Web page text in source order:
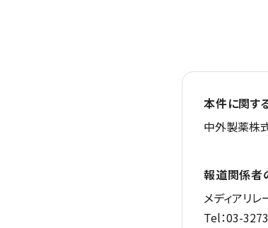
本件に関す
中外製薬株
報道関係者
メディアリ
Tel：03-